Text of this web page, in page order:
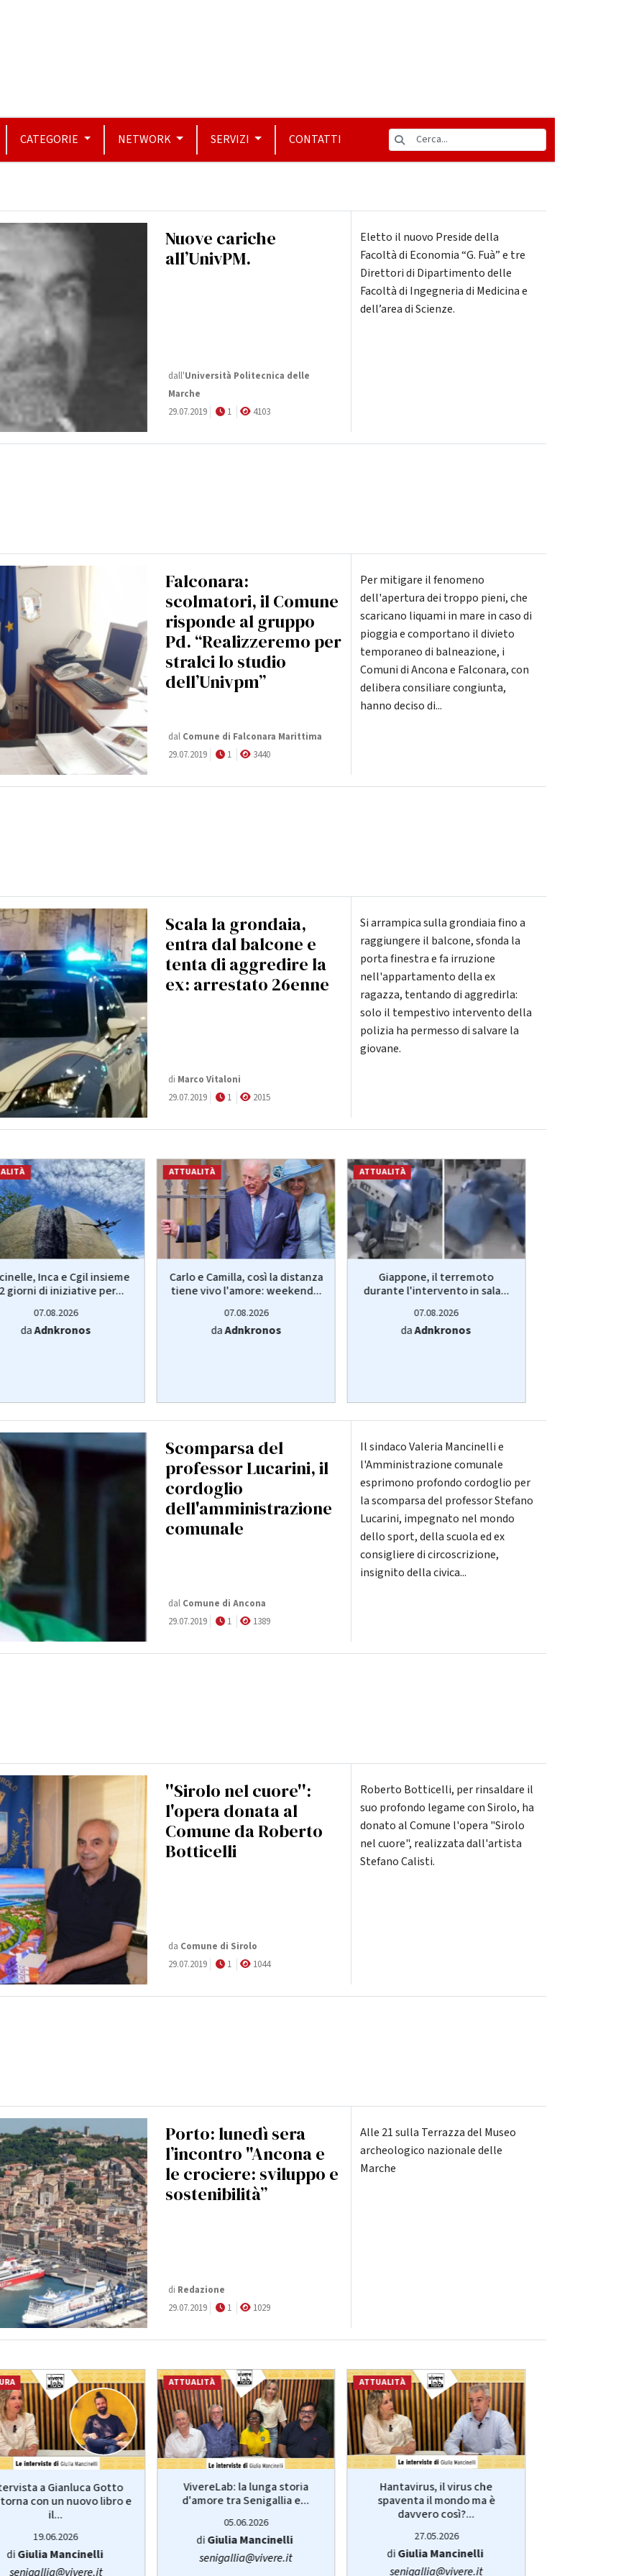
CATEGORIE NETWORK SERVIZI CONTATTI
Nuove cariche
all’UnivPM.
dall'Università Politecnica delle
Marche
29.07.2019
1 4103
Eletto il nuovo Preside della
Facoltà di Economia “G. Fuà” e tre
Direttori di Dipartimento delle
Facoltà di Ingegneria di Medicina e
dell’area di Scienze.
Falconara:
scolmatori, il Comune
risponde al gruppo
Pd. “Realizzeremo per
stralci lo studio
dell’Univpm”
dal Comune di Falconara Marittima
29.07.2019
1 3440
Per mitigare il fenomeno
dell'apertura dei troppo pieni, che
scaricano liquami in mare in caso di
pioggia e comportano il divieto
temporaneo di balneazione, i
Comuni di Ancona e Falconara, con
delibera consiliare congiunta,
hanno deciso di...
Scala la grondaia,
entra dal balcone e
tenta di aggredire la
ex: arrestato 26enne
di Marco Vitaloni
29.07.2019
1 2015
Si arrampica sulla grondiaia fino a
raggiungere il balcone, sfonda la
porta finestra e fa irruzione
nell'appartamento della ex
ragazza, tentando di aggredirla:
solo il tempestivo intervento della
polizia ha permesso di salvare la
giovane.
Inca e Cgil insieme
giorni di iniziative per...
07.08.2026
daAdnkronos
ATTUALITÀ
Carlo e Camilla, così la distanza
tiene vivo l'amore: weekend...
07.08.2026
daAdnkronos
ATTUALITÀ
Giappone, il terremoto
durante l'intervento in sala...
07.08.2026
daAdnkronos
Scomparsa del
professor Lucarini, il
cordoglio
dell'amministrazione
comunale
dal Comune di Ancona
29.07.2019
1 1389
Il sindaco Valeria Mancinelli e
l'Amministrazione comunale
esprimono profondo cordoglio per
la scomparsa del professor Stefano
Lucarini, impegnato nel mondo
dello sport, della scuola ed ex
consigliere di circoscrizione,
insignito della civica...
''Sirolo nel cuore'':
l'opera donata al
Comune da Roberto
Botticelli
da Comune di Sirolo
29.07.2019
1 1044
Roberto Botticelli, per rinsaldare il
suo profondo legame con Sirolo, ha
donato al Comune l'opera "Sirolo
nel cuore", realizzata dall'artista
Stefano Calisti.
Porto: lunedì sera
l’incontro "Ancona e
le crociere: sviluppo e
sostenibilità”
di Redazione
29.07.2019
1 1029
Alle 21 sulla Terrazza del Museo
archeologico nazionale delle
Marche
a Gianluca Gotto
con un nuovo libro e
il...
19.06.2026
diGiulia Mancinelli
senigallia@vivere.it
ATTUALITÀ
VivereLab: la lunga storia
d'amore tra Senigallia e...
05.06.2026
diGiulia Mancinelli
senigallia@vivere.it
ATTUALITÀ
Hantavirus, il virus che
spaventa il mondo ma è
davvero così?...
27.05.2026
diGiulia Mancinelli
senigallia@vivere.it